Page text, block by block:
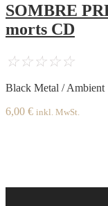
SOMBRE
morts CD
☆☆☆☆☆
Black Metal / Ambient
6,00 € inkl. MwSt.